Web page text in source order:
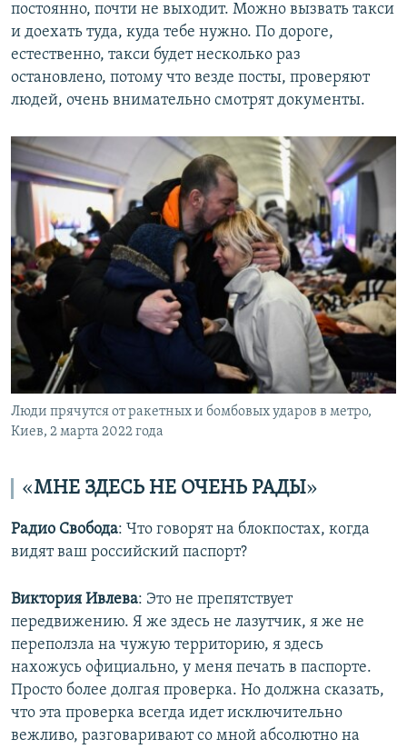
постоянно, почти не выходит. Можно вызвать такси
и доехать туда, куда тебе нужно. По дороге,
естественно, такси будет несколько раз
остановлено, потому что везде посты, проверяют
людей, очень внимательно смотрят документы.
Люди прячутся от ракетных и бомбовых ударов в метро,
Киев, 2 марта 2022 года
«​МНЕ ЗДЕСЬ НЕ ОЧЕНЬ РАДЫ»​
Радио Свобода: ​Что говорят на блокпостах, когда
видят ваш российский паспорт?
Виктория Ивлева: Это не препятствует
передвижению. Я же здесь не лазутчик, я же не
переползла на чужую территорию, я здесь
нахожусь официально, у меня печать в паспорте.
Просто более долгая проверка. Но должна сказать,
что эта проверка всегда идет исключительно
вежливо, разговаривают со мной абсолютно на